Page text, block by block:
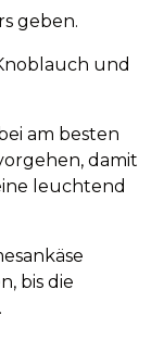
geben.
und
am besten
damit
leuchtend
bis die